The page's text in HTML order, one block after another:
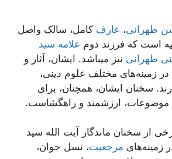
طهرانی، عارف کامل، سالک واصل
است که فرزند دوم علامه سید
طهرانی نیز میباشد. ایشان، آثار و
زمینه‌های مختلف علوم دینی،
سخنان ایشان، همچنان، برای
موضوعات، ارزشمند و راهگشاست.
از سخنان ماندگار آیت الله سید
زمینه‌های مرجعیت، نسل جوان،